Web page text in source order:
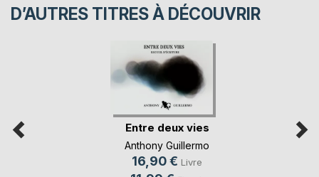
D’AUTRES TITRES À DÉCOUVRIR
Entre deux vies
Anthony Guillermo
16,90 € Livre